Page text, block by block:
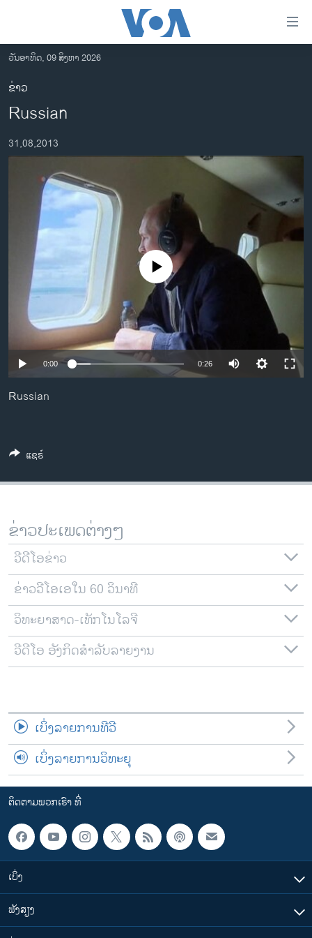
ເຂົ້າ
ຫາ
ຂ້າມ
ຂ້າມ
ໄປ
ອາເມຣິກາ
ການເລືອກຕັ້ງ ປະທານາທີບໍດີ ສະຫະລັດ 2024
ຂ່າວ​ຈີນ
ເອເຊຍ
ອິດສະຫຼະພາບດ້ານການຂ່າວ
ຊີວິດຊາວລາວ
ຊຸມຊົນຊາວລາວ
ວິທະຍາສາດ-ເທັກໂນໂລຈີ
ທຸລະກິດ
ພາສາອັງກິດ
ວີດີໂອ
ລາຍການກະຈາຍສຽງ
ຕິດຕາມພວກເຮົາ ທີ່
ພາສາຕ່າງໆ
ວັນອາທິດ, 09 ສິງຫາ 2026
ຂ່າວ
Russian
31,08,2013
No media source currently available
0:00 0:26
Russian
ແຊຣ໌
ຂ່າວປະເພດຕ່າງໆ
ວີດີໂອຂ່າວ
ຂ່າວວີໂອເອໃນ 60 ວິນາທີ
ວິທະຍາສາດ-ເທັກໂນໂລຈີ
ວີດີໂອ ອັງກິດສຳລັບລາຍງານ
ເບິ່ງລາຍການທີວີ
ເບິ່ງລາຍການວິທະຍຸ
ຕິດຕາມພວກເຮົາ ທີ່
ເບິ່ງ
ຟັງສຽງ